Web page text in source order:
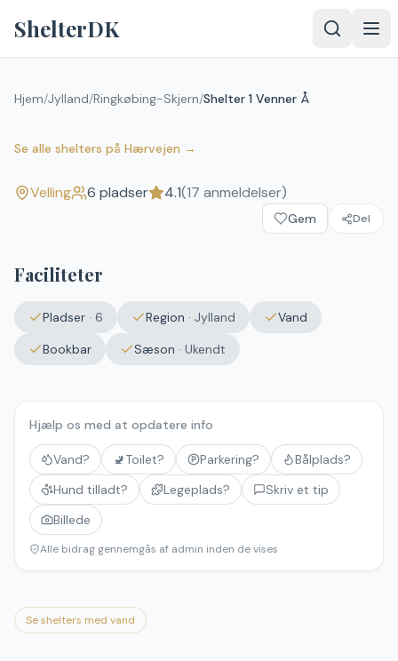
ShelterDK
Hjem/Jylland/Ringkøbing-Skjern/Shelter 1 Venner Å
Se alle shelters på Hærvejen →
Shelter 1 Venner Å
4.1 17 anmeldelser)
Velling 6 pladser 4.1(17 anmeldelser)
Gem Del
Faciliteter
Pladser · 6 Region · Jylland
Vand
Bookbar
Sæson · Ukendt
Hjælp os med at opdatere info
Vand? 🚽Toilet? Parkering?
Bålplads?
Hund tilladt?
Legeplads?
Skriv et tip
Billede
Alle bidrag gennemgås af admin inden de vises
Se shelters med vand